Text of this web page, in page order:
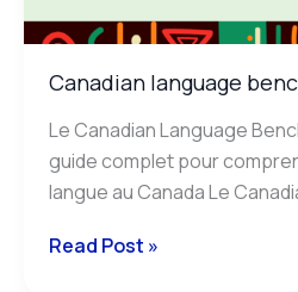
Canadian language
Le Canadian Language
guide complet pour
langue au Canada Le
Read Post »